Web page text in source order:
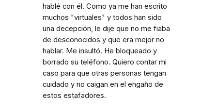
hablé con él. Como ya me han escrito
muchos "virtuales" y todos han sido
una decepción, le dije que no me fiaba
de desconocidos y que era mejor no
hablar. Me insultó. He bloqueado y
borrado su teléfono. Quiero contar mi
caso para que otras personas tengan
cuidado y no caigan en el engaño de
estos estafadores.